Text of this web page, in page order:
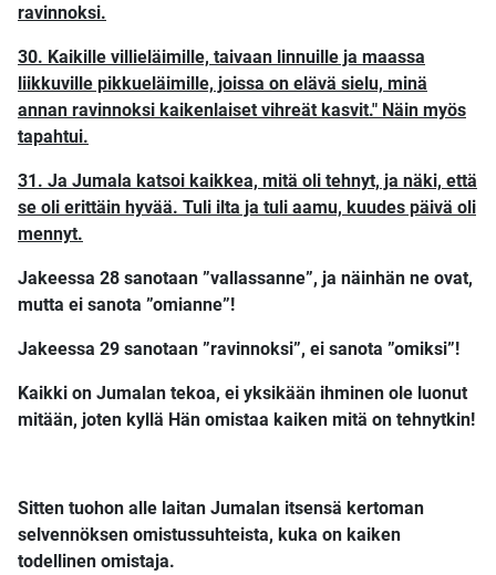
ravinnoksi.
30. Kaikille villieläimille, taivaan linnuille ja maassa
liikkuville pikkueläimille, joissa on elävä sielu, minä
annan ravinnoksi kaikenlaiset vihreät kasvit." Näin myös
tapahtui.
31. Ja Jumala katsoi kaikkea, mitä oli tehnyt, ja näki, että
se oli erittäin hyvää. Tuli ilta ja tuli aamu, kuudes päivä oli
mennyt.
Jakeessa 28 sanotaan ”vallassanne”, ja näinhän ne ovat,
mutta ei sanota ”omianne”!
Jakeessa 29 sanotaan ”ravinnoksi”, ei sanota ”omiksi”!
Kaikki on Jumalan tekoa, ei yksikään ihminen ole luonut
mitään, joten kyllä Hän omistaa kaiken mitä on tehnytkin!
Sitten tuohon alle laitan Jumalan itsensä kertoman
selvennöksen omistussuhteista, kuka on kaiken
todellinen omistaja.